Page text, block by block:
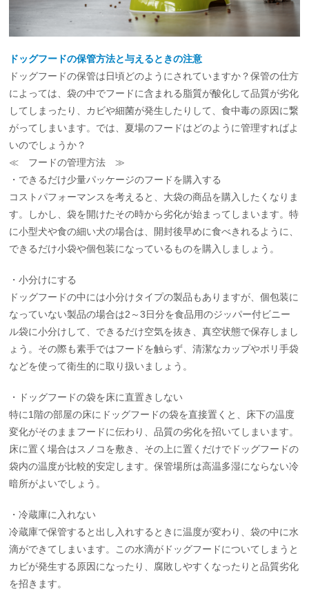
ドッグフードの保管方法と与えるときの注意
ドッグフードの保管は日頃どのようにされていますか？保管の仕方
によっては、袋の中でフードに含まれる脂質が酸化して品質が劣化
してしまったり、カビや細菌が発生したりして、食中毒の原因に繋
がってしまいます。では、夏場のフードはどのように管理すればよ
いのでしょうか？
≪ フードの管理方法 ≫
・できるだけ少量パッケージのフードを購入する
コストパフォーマンスを考えると、大袋の商品を購入したくなりま
す。しかし、袋を開けたその時から劣化が始まってしまいます。特
に小型犬や食の細い犬の場合は、開封後早めに食べきれるように、
できるだけ小袋や個包装になっているものを購入しましょう。
・小分けにする
ドッグフードの中には小分けタイプの製品もありますが、個包装に
なっていない製品の場合は2～3日分を食品用のジッパー付ビニー
ル袋に小分けして、できるだけ空気を抜き、真空状態で保存しまし
ょう。その際も素手ではフードを触らず、清潔なカップやポリ手袋
などを使って衛生的に取り扱いましょう。
・ドッグフードの袋を床に直置きしない
特に1階の部屋の床にドッグフードの袋を直接置くと、床下の温度
変化がそのままフードに伝わり、品質の劣化を招いてしまいます。
床に置く場合はスノコを敷き、その上に置くだけでドッグフードの
袋内の温度が比較的安定します。保管場所は高温多湿にならない冷
暗所がよいでしょう。
・冷蔵庫に入れない
冷蔵庫で保管すると出し入れするときに温度が変わり、袋の中に水
滴ができてしまいます。この水滴がドッグフードについてしまうと
カビが発生する原因になったり、腐敗しやすくなったりと品質劣化
を招きます。